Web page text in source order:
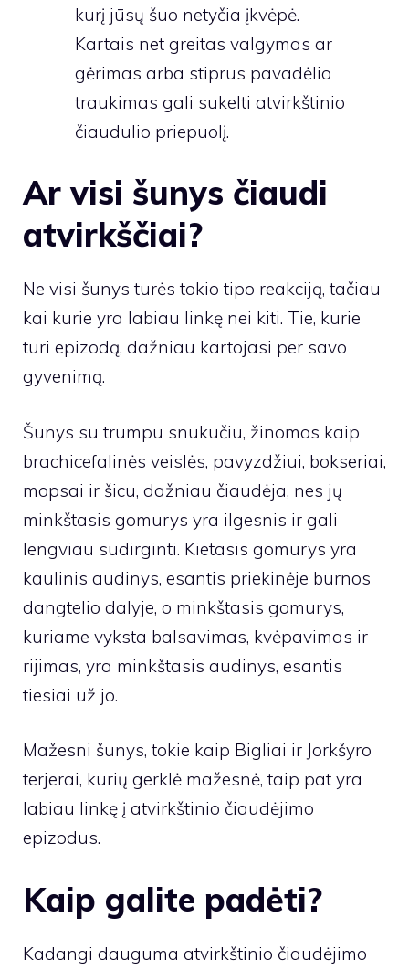
kurį jūsų šuo netyčia įkvėpė.
Kartais net greitas valgymas ar
gėrimas arba stiprus pavadėlio
traukimas gali sukelti atvirkštinio
čiaudulio priepuolį.
Ar visi šunys čiaudi
atvirkščiai?
Ne visi šunys turės tokio tipo reakciją, tačiau
kai kurie yra labiau linkę nei kiti. Tie, kurie
turi epizodą, dažniau kartojasi per savo
gyvenimą.
Šunys su trumpu snukučiu, žinomos kaip
brachicefalinės veislės, pavyzdžiui, bokseriai,
mopsai ir šicu, dažniau čiaudėja, nes jų
minkštasis gomurys yra ilgesnis ir gali
lengviau sudirginti. Kietasis gomurys yra
kaulinis audinys, esantis priekinėje burnos
dangtelio dalyje, o minkštasis gomurys,
kuriame vyksta balsavimas, kvėpavimas ir
rijimas, yra minkštasis audinys, esantis
tiesiai už jo.
Mažesni šunys, tokie kaip Bigliai ir Jorkšyro
terjerai, kurių gerklė mažesnė, taip pat yra
labiau linkę į atvirkštinio čiaudėjimo
epizodus.
Kaip galite padėti?
Kadangi dauguma atvirkštinio čiaudėjimo